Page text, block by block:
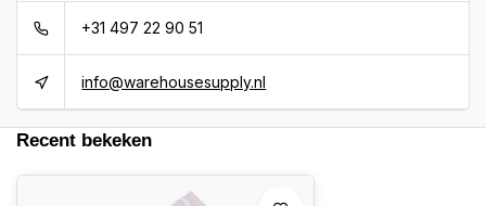
+31 497 22 90 51
info@warehousesupply.nl
Recent bekeken